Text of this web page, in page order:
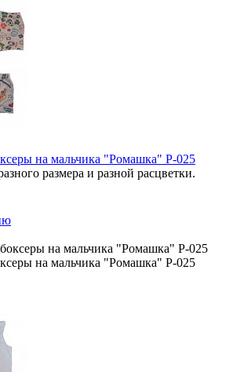
на мальчика "Ромашка" Р-025
размера и разной расцветки.
на мальчика "Ромашка" Р-025